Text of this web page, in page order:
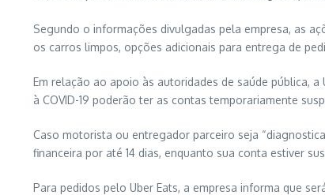
Segundo o informações divulgadas pela empresa, as
os carros limpos, opções adicionais para entrega de
Em relação ao apoio às autoridades de saúde pública,
à COVID-19 poderão ter as contas temporariamente
Caso motorista ou entregador parceiro seja
financeira por até 14 dias, enquanto sua conta estiver
Para pedidos pelo Uber Eats, a empresa informa que